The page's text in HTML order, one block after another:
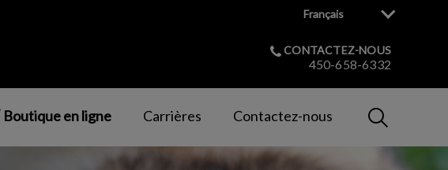
Français
CONTACTEZ-NOUS
450-658-6332
Boutique en ligne Carrières Contactez-nous